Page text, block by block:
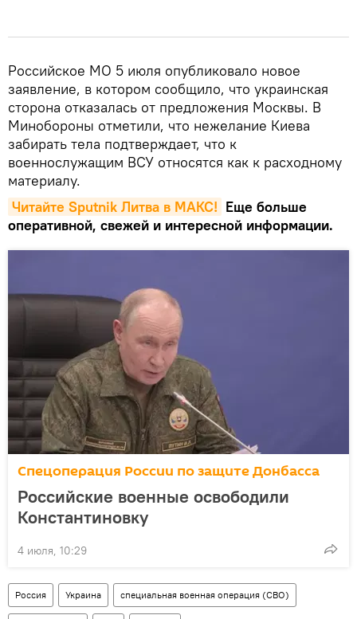
Российское МО 5 июля опубликовало новое
заявление, в котором сообщило, что украинская
сторона отказалась от предложения Москвы. В
Минобороны отметили, что нежелание Киева
забирать тела подтверждает, что к
военнослужащим ВСУ относятся как к расходному
материалу.
Читайте Sputnik Литва в MAКС! Еще больше
оперативной, свежей и интересной информации.
Спецоперация России по защите Донбасса
Российские военные освободили
Константиновку
4 июля, 10:29
Россия Украина специальная военная операция (СВО)